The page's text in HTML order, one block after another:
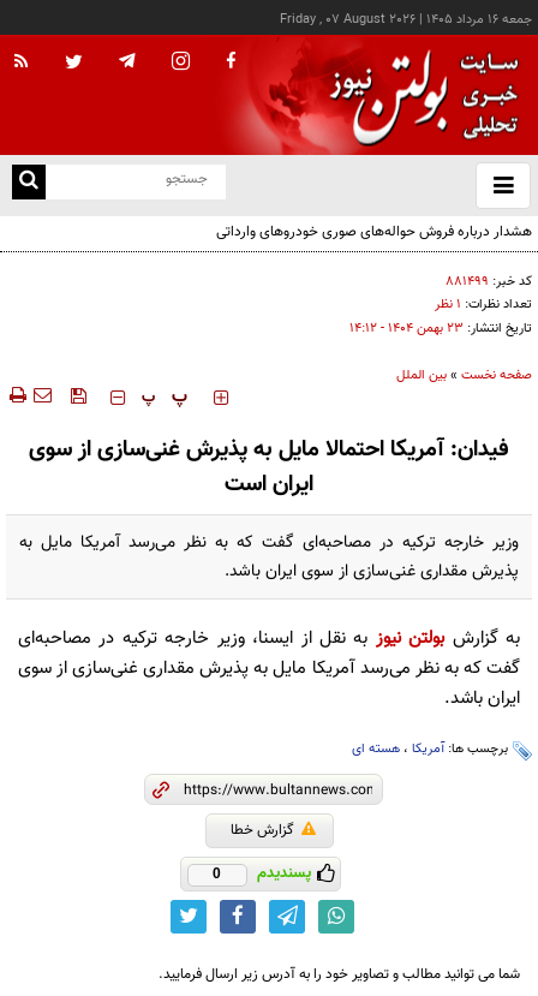
جمعه ۱۶ مرداد ۱۴۰۵ |
Friday , 07 August 2026
باز
و
هشدار درباره فروش حواله‌های صوری خودروهای وارداتی
کد خبر: ۸۸۱۴۹۹
تعداد نظرات: ۱ نظر
تاریخ انتشار: ۲۳ بهمن ۱۴۰۴ - ۱۴:۱۲
صفحه نخست »بین الملل
‍‍‍ پ پ
فیدان: آمریکا احتمالا مایل به پذیرش غنی‌سازی از سوی
ایران است
وزیر خارجه ترکیه در مصاحبه‌ای گفت که به نظر می‌رسد آمریکا مایل به
پذیرش مقداری غنی‌سازی از سوی ایران باشد.
به گزارشبولتن نیوز به نقل از ایسنا، وزیر خارجه ترکیه در مصاحبه‌ای
گفت که به نظر می‌رسد آمریکا مایل به پذیرش مقداری غنی‌سازی از سوی
ایران باشد.
برچسب ها:آمریکا ، هسته ای
گزارش خطا
پسندیدم 0
شما می توانید مطالب و تصاویر خود را به آدرس زیر ارسال فرمایید.